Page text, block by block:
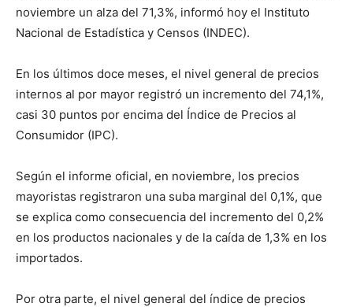
noviembre un alza del 71,3%, informó hoy el Instituto
Nacional de Estadística y Censos (INDEC).
En los últimos doce meses, el nivel general de precios
internos al por mayor registró un incremento del 74,1%,
casi 30 puntos por encima del Índice de Precios al
Consumidor (IPC).
Según el informe oficial, en noviembre, los precios
mayoristas registraron una suba marginal del 0,1%, que
se explica como consecuencia del incremento del 0,2%
en los productos nacionales y de la caída de 1,3% en los
importados.
Por otra parte, el nivel general del índice de precios